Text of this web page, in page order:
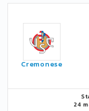
Cremonese
24